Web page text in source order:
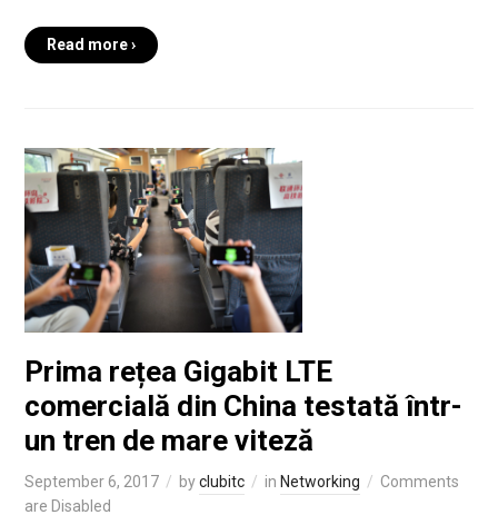
Read more ›
Prima rețea Gigabit LTE
comercială din China testată într-
un tren de mare viteză
September 6, 2017 byclubitc in Networking
Comments
are Disabled